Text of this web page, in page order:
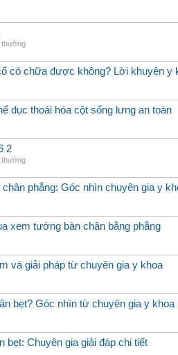
thường
có chữa được không? Lời khuyên y
dục thoái hóa cột sống lưng an toàn
2
thường
phẳng: Góc nhìn chuyên gia y
xem tướng bàn chân bằng phẳng
và giải pháp từ chuyên gia y khoa
bẹt? Góc nhìn từ chuyên gia y khoa
bẹt: Chuyên gia giải đáp chi tiết